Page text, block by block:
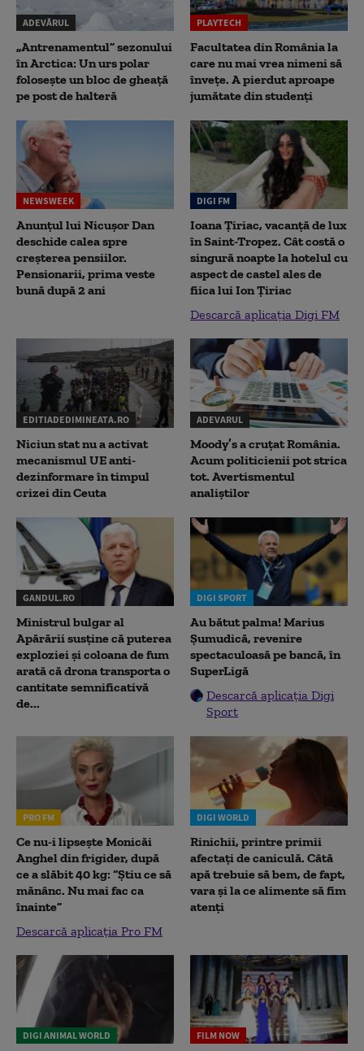
ADEVĂRUL
„Antrenamentul” sezonului
în Arctica: Un urs polar
folosește un bloc de gheață
pe post de halteră
PLAYTECH
Facultatea din România la
care nu mai vrea nimeni să
înveţe. A pierdut aproape
jumătate din studenţi
NEWSWEEK
Anunțul lui Nicușor Dan
deschide calea spre
creșterea pensiilor.
Pensionarii, prima veste
bună după 2 ani
DIGI FM
Ioana Țiriac, vacanță de lux
în Saint-Tropez. Cât costă o
singură noapte la hotelul cu
aspect de castel ales de
fiica lui Ion Țiriac
Descarcă aplicația Digi FM
EDITIADEDIMINEATA.RO
Niciun stat nu a activat
mecanismul UE anti-
dezinformare în timpul
crizei din Ceuta
ADEVARUL
Moody’s a cruțat România.
Acum politicienii pot strica
tot. Avertismentul
analiștilor
GANDUL.RO
Ministrul bulgar al
Apărării susține că puterea
exploziei și coloana de fum
arată că drona transporta o
cantitate semnificativă
de...
DIGI SPORT
Au bătut palma! Marius
Șumudică, revenire
spectaculoasă pe bancă, în
SuperLigă
Descarcă aplicația Digi
Sport
PRO FM
Ce nu-i lipsește Monicăi
Anghel din frigider, după
ce a slăbit 40 kg: “Știu ce să
mănânc. Nu mai fac ca
înainte”
Descarcă aplicația Pro FM
DIGI WORLD
Rinichii, printre primii
afectați de caniculă. Câtă
apă trebuie să bem, de fapt,
vara și la ce alimente să fim
atenți
DIGI ANIMAL WORLD FILM NOW